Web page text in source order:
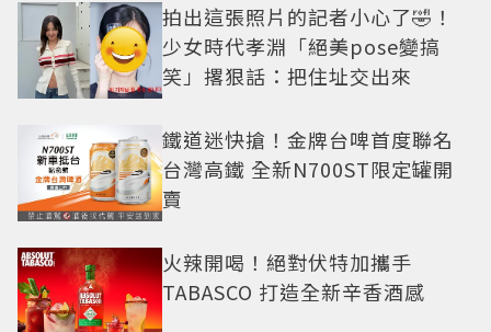
拍出這張照片的記者小心了🤣！
少女時代孝淵「絕美pose變搞
笑」撂狠話：把住址交出來
鐵道迷快搶！金牌台啤首度聯名
台灣高鐵 全新N700ST限定罐開
賣
火辣開喝！絕對伏特加攜手
TABASCO 打造全新辛香酒感